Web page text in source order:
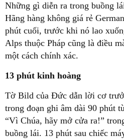
Những gì diễn ra trong buồng
Hãng hàng không giá rẻ
phút cuối, trước khi nó lao
Alps thuộc Pháp cũng là điều
một cách chính xác.
13 phút kinh hoàng
Tờ Bild của Đức dẫn lời cơ
trong đoạn ghi âm dài 90 phút
“Vì Chúa, hãy mở cửa ra!”
buồng lái. 13 phút sau chiếc